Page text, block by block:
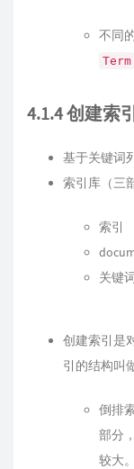
不同
Term
4.1.4 创建索
基于关键词
索引库（三
索引
关键
创建索引是
引的结构叫
倒排
部分
较大。